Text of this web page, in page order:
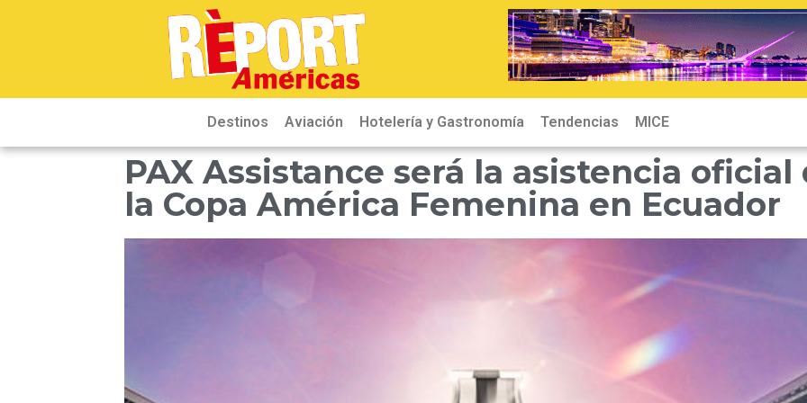
Destinos Aviación Hotelería y Gastronomía Tendencias MICE
PAX Assistance será la asistencia oficial
la Copa América Femenina en Ecuador